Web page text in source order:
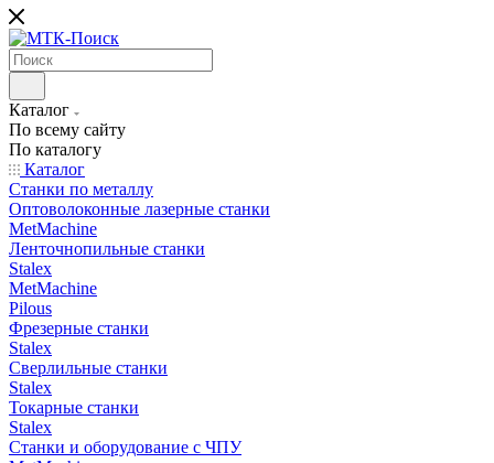
Каталог
По всему сайту
По каталогу
Каталог
Станки по металлу
Оптоволоконные лазерные станки
MetMachine
Ленточнопильные станки
Stalex
MetMachine
Pilous
Фрезерные станки
Stalex
Сверлильные станки
Stalex
Токарные станки
Stalex
Станки и оборудование с ЧПУ